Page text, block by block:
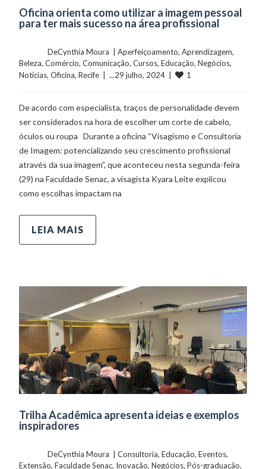
Oficina orienta como utilizar a imagem pessoal
para ter mais sucesso na área profissional
	    	DeCynthia Moura  |
Aperfeiçoamento, Aprendizagem
Beleza, Comércio, Comunicação, Cursos, Educação, Negócios
Notícias, Oficina, Recife
  |  ...29 julho, 2024  |
1
De acordo com especialista, traços de personalidade devem
ser considerados na hora de escolher um corte de cabelo,
óculos ou roupa Durante a oficina “Visagismo e Consultoria
de Imagem: potencializando seu crescimento profissional
através da sua imagem”, que aconteceu nesta segunda-feira
(29) na Faculdade Senac, a visagista Kyara Leite explicou
como escolhas impactam na
LEIA MAIS
Trilha Acadêmica apresenta ideias e exemplos
inspiradores
	    	DeCynthia Moura  |
Consultoria, Educação, Eventos
Extensão, Faculdade Senac, Inovação, Negócios, Pós-graduação